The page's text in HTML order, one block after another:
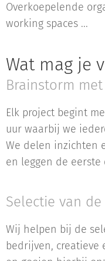
Overkoepelende
working spaces ...
Wat mag je
Brainstorm
Elk project begint
uur waarbij we
We delen inzichten
en leggen de
Selectie van
Wij helpen bij de
bedrijven, creatieve